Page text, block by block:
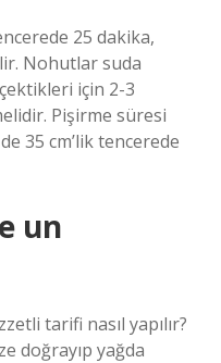
25 dakika,
Nohutlar suda
için 2-3
Pişirme süresi
35 cm’lik tencerede
un
tarifi nasıl yapılır?
doğrayıp yağda